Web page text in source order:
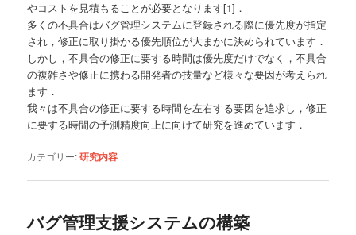
やコストを見積もることが必要となります[1]．
多くの不具合はバグ管理システムに登録される際に優先度が指定
され，修正に取り掛かる優先順位が大まかに決められています．
しかし，不具合の修正に要する時間は優先度だけでなく，不具合
の複雑さや修正に携わる開発者の技量など様々な要因が考えられ
ます．
我々は不具合の修正に要する時間を左右する要因を追求し，修正
に要する時間の予測精度向上に向けて研究を進めています．
カテゴリー:研究内容
バグ管理支援システムの構築